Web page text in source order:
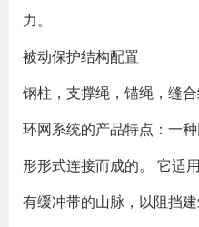
力。
被动保护结构配置
钢柱，支撑绳，锚绳，缝
环网系统的产品特点：一
形形式连接而成的。 它适
有缓冲带的山脉，以阻挡